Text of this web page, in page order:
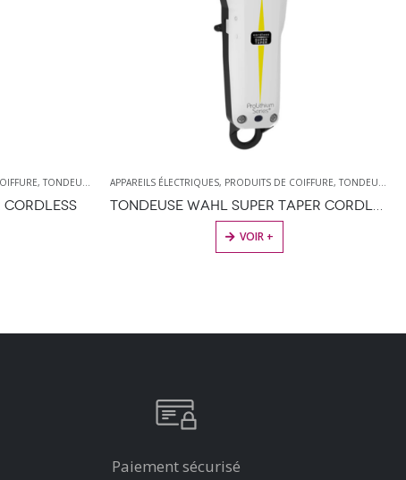
, TONDEUSES WAHL
APPAREILS ÉLECTRIQUES, PRODUITS DE COIFFURE, TONDEUSES
TONDEUSE WAHL SUPER TAPER CORDLESS JAUNE/BLANCHE
VOIR +
Paiement sécurisé